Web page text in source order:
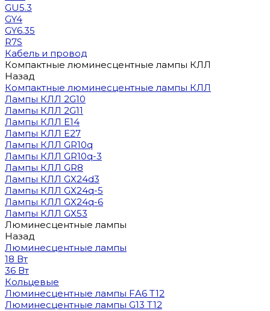
GU5.3
GY4
GY6.35
R7S
Кабель и провод
Компактные люминесцентные лампы КЛЛ
Назад
Компактные люминесцентные лампы КЛЛ
Лампы КЛЛ 2G10
Лампы КЛЛ 2G11
Лампы КЛЛ E14
Лампы КЛЛ E27
Лампы КЛЛ GR10q
Лампы КЛЛ GR10q-3
Лампы КЛЛ GR8
Лампы КЛЛ GX24d3
Лампы КЛЛ GX24q-5
Лампы КЛЛ GX24q-6
Лампы КЛЛ GX53
Люминесцентные лампы
Назад
Люминесцентные лампы
18 Вт
36 Вт
Кольцевые
Люминесцентные лампы FA6 T12
Люминесцентные лампы G13 T12